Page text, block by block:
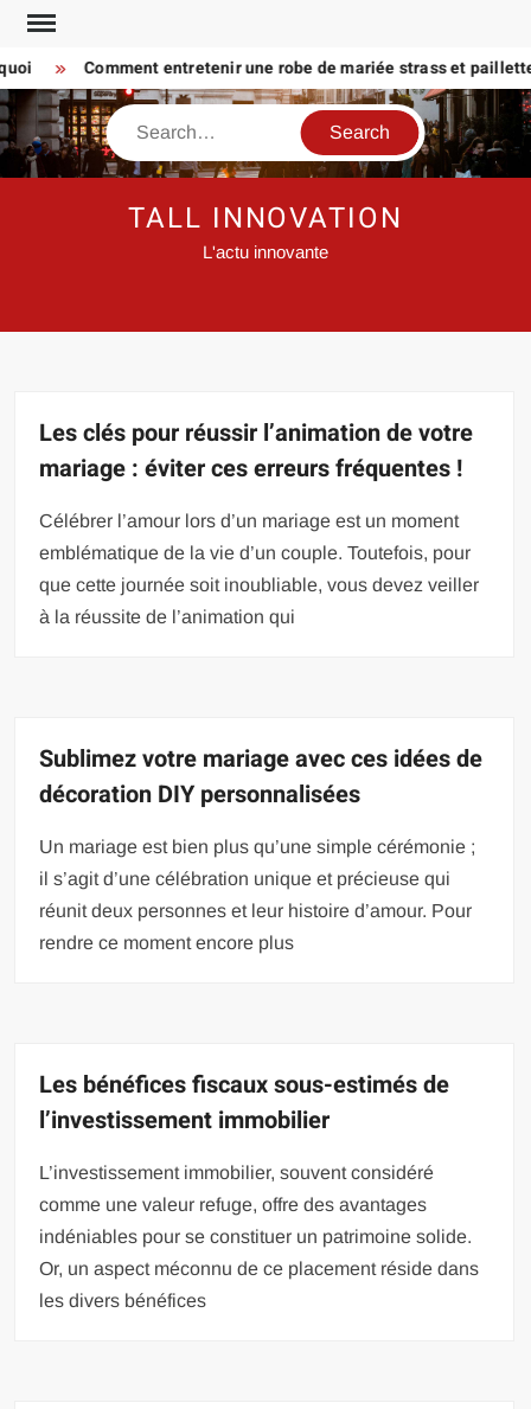
Skip
contentComment entretenir une robe de mariée strass et paillette
Search
TALL INNOVATION
L'actu innovante
Les clés pour réussir l’animation de votre
mariage : éviter ces erreurs fréquentes !
Célébrer l’amour lors d’un mariage est un moment
emblématique de la vie d’un couple. Toutefois, pour
que cette journée soit inoubliable, vous devez veiller
à la réussite de l’animation qui
Sublimez votre mariage avec ces idées de
décoration DIY personnalisées
Un mariage est bien plus qu’une simple cérémonie ;
il s’agit d’une célébration unique et précieuse qui
réunit deux personnes et leur histoire d’amour. Pour
rendre ce moment encore plus
Les bénéfices fiscaux sous-estimés de
l’investissement immobilier
L’investissement immobilier, souvent considéré
comme une valeur refuge, offre des avantages
indéniables pour se constituer un patrimoine solide.
Or, un aspect méconnu de ce placement réside dans
les divers bénéfices